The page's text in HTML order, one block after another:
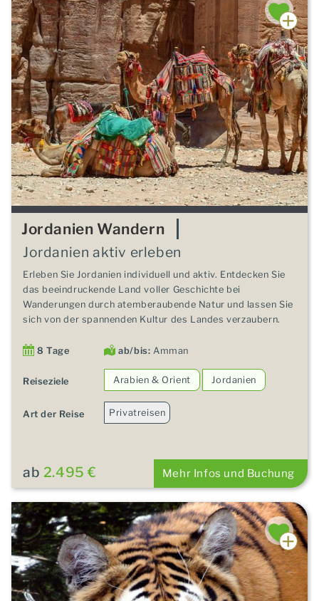
HIGHLIGHT!
Jordanien Wandern
Jordanien aktiv erleben
Erleben Sie Jordanien individuell und aktiv. Entdecken Sie
das beeindruckende Land voller Geschichte bei
Wanderungen durch atemberaubende Natur und lassen Sie
sich von der spannenden Kultur des Landes verzaubern.
8 Tage ab/bis: Amman
Reiseziele Arabien & Orient Jordanien
Art der Reise Privatreisen
ab 2.495 € Mehr Infos und Buchung